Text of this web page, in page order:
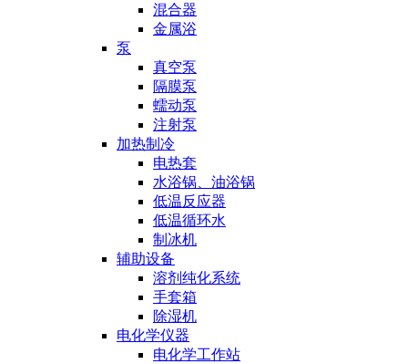
混合器
金属浴
泵
真空泵
隔膜泵
蠕动泵
注射泵
加热制冷
电热套
水浴锅、油浴锅
低温反应器
低温循环水
制冰机
辅助设备
溶剂纯化系统
手套箱
除湿机
电化学仪器
电化学工作站